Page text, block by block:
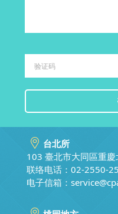
台北所
103 臺北市大同區重
联络电话：02-2550-
电子信箱：